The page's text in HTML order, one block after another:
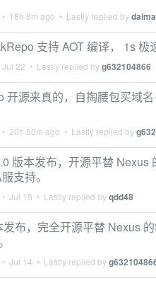
• 18h 8m ago • Lastly replied by
支持 AOT 编译， 1s
Jul 22 • Lastly replied byg632104866
开源来真的，自掏腰包买域
• 20h 50m ago • Lastly replied by
版本发布，开源平替
支持。
• Jul 15 • Lastly replied byqdd48
布，完全开源平替 Nexus
• Jul 14 • Lastly replied by